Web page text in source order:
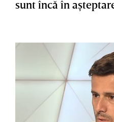
sunt încă în